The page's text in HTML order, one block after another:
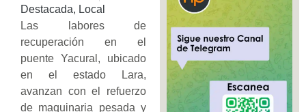
Destacada, Local
Las labores de
recuperación en el
puente Yacural, ubicado
en el estado Lara,
avanzan con el refuerzo
de maquinaria pesada y